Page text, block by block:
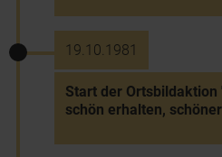
19.10.1981
Start der
schön erhalten,